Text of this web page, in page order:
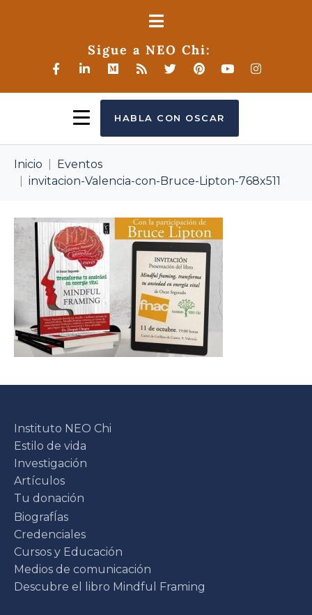
Sigue a NEO Chi:
HABLA CON OSCAR
Inicio
Eventos
invitacion-Valencia-con-Bruce-Lipton-768x511
Instituto NEO Chi
Estilo de vida
Investigación
Artículos
Tu donación
BiografÍas
Credenciales
Cursos y Educación
Medios de comunicación
Descubre el libro Mindful Framing